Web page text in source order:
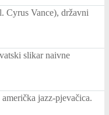
Cyrus Vance), državni
slikar naivne
jazz-pjevačica.